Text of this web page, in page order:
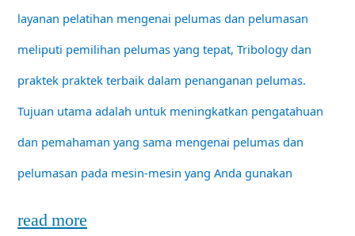
layanan pelatihan mengenai pelumas dan pelumasan
meliputi pemilihan pelumas yang tepat, Tribology dan
praktek praktek terbaik dalam penanganan pelumas.
Tujuan utama adalah untuk meningkatkan pengatahuan
dan pemahaman yang sama mengenai pelumas dan
pelumasan pada mesin-mesin yang Anda gunakan
read more